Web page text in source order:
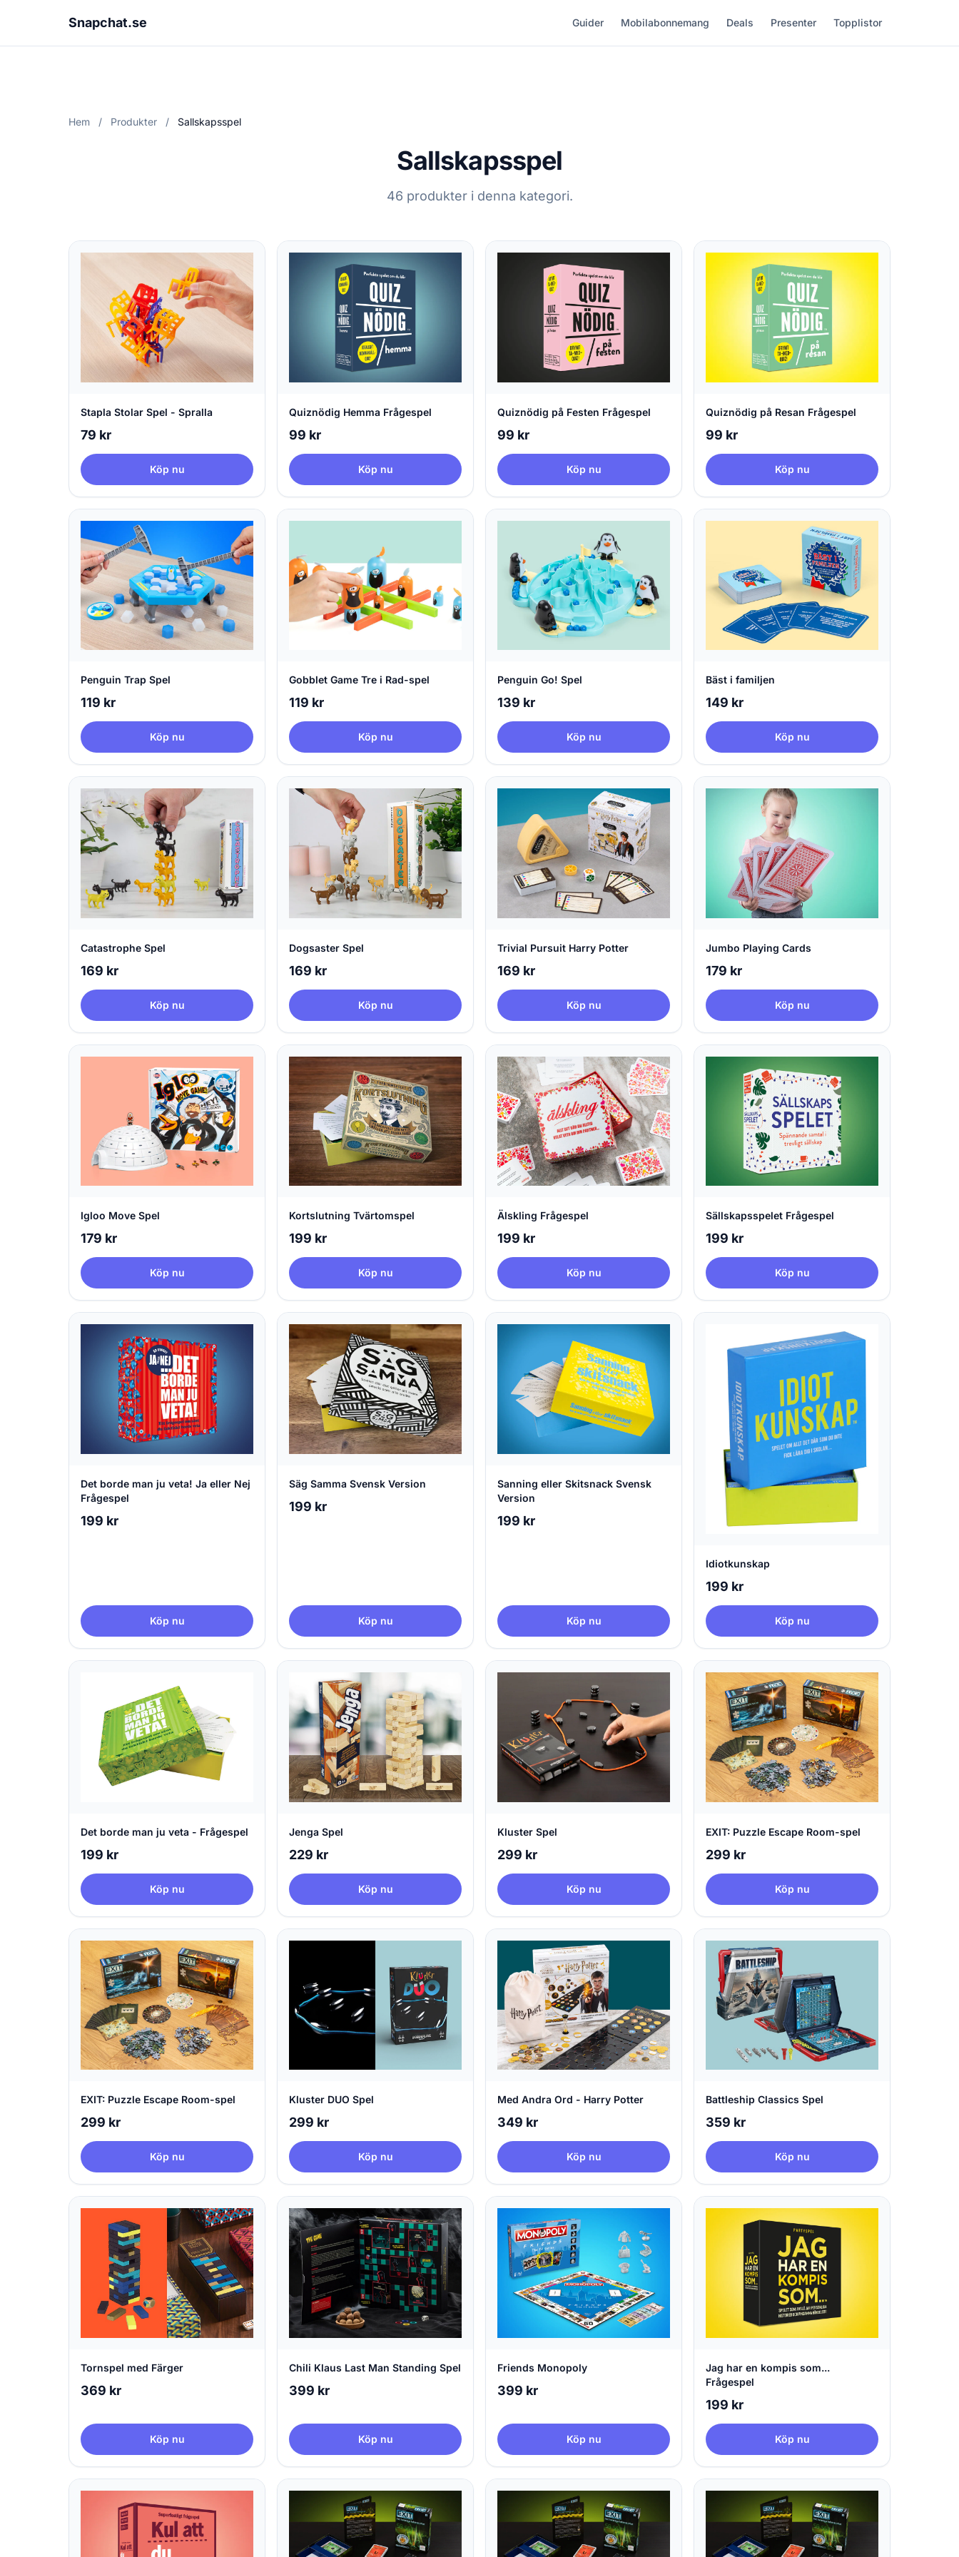
Snapchat.se Guider Mobilabonnemang Deals Presenter Topplistor
Hem / Produkter / Sallskapsspel
Sallskapsspel
46 produkter i denna kategori.
Stapla Stolar Spel - Spralla
79 kr
Köp nu
Quiznödig Hemma Frågespel
99 kr
Köp nu
Quiznödig på Festen Frågespel
99 kr
Köp nu
Quiznödig på Resan Frågespel
99 kr
Köp nu
Penguin Trap Spel
119 kr
Köp nu
Gobblet Game Tre i Rad-spel
119 kr
Köp nu
Penguin Go! Spel
139 kr
Köp nu
Bäst i familjen
149 kr
Köp nu
Catastrophe Spel
169 kr
Köp nu
Dogsaster Spel
169 kr
Köp nu
Trivial Pursuit Harry Potter
169 kr
Köp nu
Jumbo Playing Cards
179 kr
Köp nu
Igloo Move Spel
179 kr
Köp nu
Kortslutning Tvärtomspel
199 kr
Köp nu
Älskling Frågespel
199 kr
Köp nu
Sällskapsspelet Frågespel
199 kr
Köp nu
Det borde man ju veta! Ja eller Nej
Frågespel
199 kr
Köp nu
Säg Samma Svensk Version
199 kr
Köp nu
Sanning eller Skitsnack Svensk
Version
199 kr
Köp nu
Idiotkunskap
199 kr
Köp nu
Det borde man ju veta - Frågespel
199 kr
Köp nu
Jenga Spel
229 kr
Köp nu
Kluster Spel
299 kr
Köp nu
EXIT: Puzzle Escape Room-spel
299 kr
Köp nu
EXIT: Puzzle Escape Room-spel
299 kr
Köp nu
Kluster DUO Spel
299 kr
Köp nu
Med Andra Ord - Harry Potter
349 kr
Köp nu
Battleship Classics Spel
359 kr
Köp nu
Tornspel med Färger
369 kr
Köp nu
Chili Klaus Last Man Standing Spel
399 kr
Köp nu
Friends Monopoly
399 kr
Köp nu
Jag har en kompis som...
Frågespel
199 kr
Köp nu